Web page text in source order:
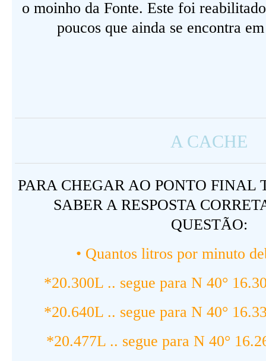
o moinho da Fonte. Este foi
poucos que ainda se encontra
A CACHE
PARA CHEGAR AO PONTO FINAL
SABER A RESPOSTA
QUESTÃO:
• Quantos litros por minuto
*20.300L .. segue para N 40°
*20.640L .. segue para N 40°
*20.477L .. segue para N 40°